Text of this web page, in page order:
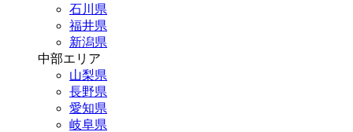
石川県
福井県
新潟県
中部エリア
山梨県
長野県
愛知県
岐阜県